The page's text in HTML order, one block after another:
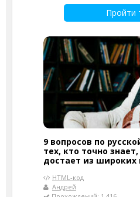
Пройти
9 вопросов по
тех, кто точно
достает из
HTML-код
Андрей